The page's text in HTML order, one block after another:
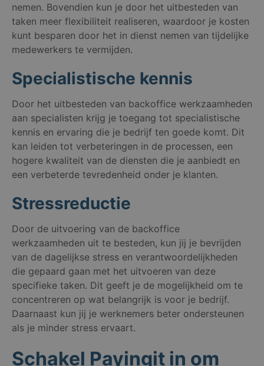
nemen. Bovendien kun je door het uitbesteden van
taken meer flexibiliteit realiseren, waardoor je kosten
kunt besparen door het in dienst nemen van tijdelijke
medewerkers te vermijden.
Specialistische kennis
Door het uitbesteden van backoffice werkzaamheden
aan specialisten krijg je toegang tot specialistische
kennis en ervaring die je bedrijf ten goede komt. Dit
kan leiden tot verbeteringen in de processen, een
hogere kwaliteit van de diensten die je aanbiedt en
een verbeterde tevredenheid onder je klanten.
Stressreductie
Door de uitvoering van de backoffice
werkzaamheden uit te besteden, kun jij je bevrijden
van de dagelijkse stress en verantwoordelijkheden
die gepaard gaan met het uitvoeren van deze
specifieke taken. Dit geeft je de mogelijkheid om te
concentreren op wat belangrijk is voor je bedrijf.
Daarnaast kun jij je werknemers beter ondersteunen
als je minder stress ervaart.
Schakel Payingit in om